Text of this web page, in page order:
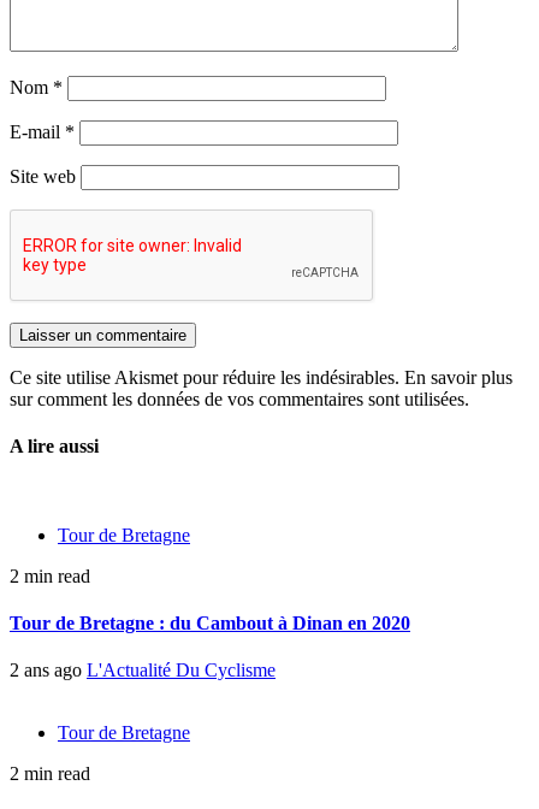
Nom *
E-mail *
Site web
Ce site utilise Akismet pour réduire les indésirables. En savoir plus
sur comment les données de vos commentaires sont utilisées.
A lire aussi
Tour de Bretagne
2 min read
Tour de Bretagne : du Cambout à Dinan en 2020
2 ans ago L'Actualité Du Cyclisme
Tour de Bretagne
2 min read